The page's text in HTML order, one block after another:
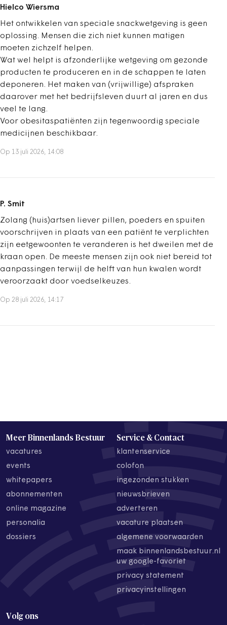
Hielco Wiersma
Het ontwikkelen van speciale snackwetgeving is geen
oplossing. Mensen die zich niet kunnen matigen
moeten zichzelf helpen.
Wat wel helpt is afzonderlijke wetgeving om gezonde
producten te produceren en in de schappen te laten
deponeren. Het maken van (vrijwillige) afspraken
daarover met het bedrijfsleven duurt al jaren en dus
veel te lang.
Voor obesitaspatiënten zijn tegenwoordig speciale
medicijnen beschikbaar.
Op 13 juli 2026, 14:08
P. Smit
Zolang (huis)artsen liever pillen, poeders en spuiten
voorschrijven in plaats van een patiënt te verplichten
zijn eetgewoonten te veranderen is het dweilen met de
kraan open. De meeste mensen zijn ook niet bereid tot
aanpassingen terwijl de helft van hun kwalen wordt
veroorzaakt door voedselkeuzes.
Op 28 juli 2026, 14:17
Meer Binnenlands Bestuur
vacatures
events
whitepapers
abonnementen
online magazine
personalia
dossiers
Service & Contact
klantenservice
colofon
ingezonden stukken
nieuwsbrieven
adverteren
vacature plaatsen
algemene voorwaarden
maak binnenlandsbestuur.nl
uw google-favoriet
privacy statement
privacyinstellingen
Volg ons